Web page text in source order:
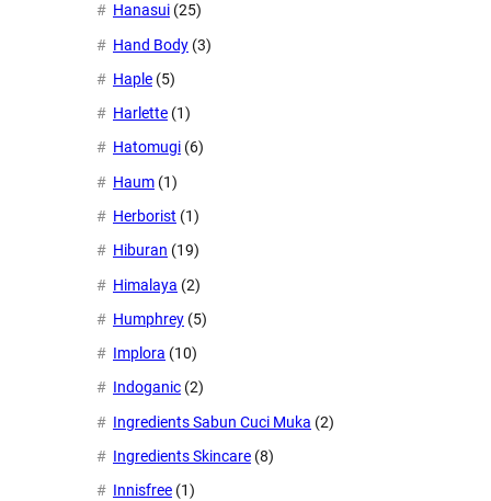
Hanasui (25)
Hand Body (3)
Haple (5)
Harlette (1)
Hatomugi (6)
Haum (1)
Herborist (1)
Hiburan (19)
Himalaya (2)
Humphrey (5)
Implora (10)
Indoganic (2)
Ingredients Sabun Cuci Muka (2)
Ingredients Skincare (8)
Innisfree (1)